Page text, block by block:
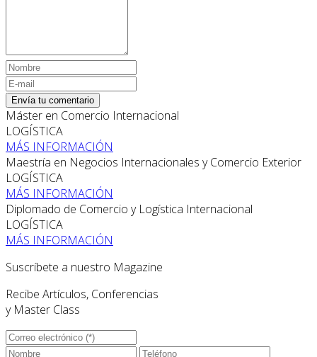
Envía tu comentario
Máster en Comercio Internacional
LOGÍSTICA
MÁS INFORMACIÓN
Maestría en Negocios Internacionales y Comercio Exterior
LOGÍSTICA
MÁS INFORMACIÓN
Diplomado de Comercio y Logística Internacional
LOGÍSTICA
MÁS INFORMACIÓN
Suscríbete a nuestro Magazine
Recibe Artículos, Conferencias
y Master Class